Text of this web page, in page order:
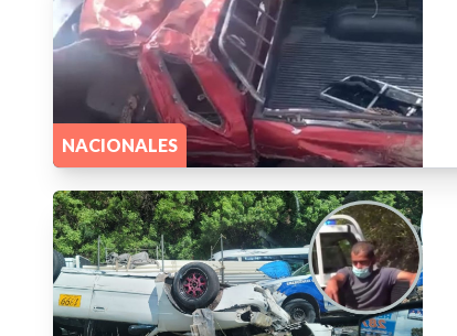
NACIONALES